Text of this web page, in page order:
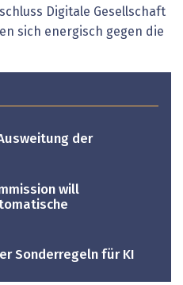
Digitale Gesellschaft
sich energisch gegen die
der
will
Sonderregeln für KI